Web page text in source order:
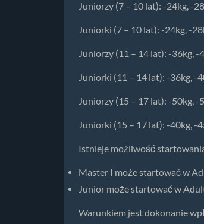
Juniorzy (7 – 10 lat): -24kg, -
Juniorki (7 – 10 lat): -24kg, -
Juniorzy (11 – 14 lat): -36kg, -
Juniorki (11 – 14 lat): -36kg, -
Juniorzy (15 – 17 lat): -50kg, -
Juniorki (15 – 17 lat): -40kg, -
Istnieje możliwość
Master I może startować w
Junior może startować w
Warunkiem jest dokonanie